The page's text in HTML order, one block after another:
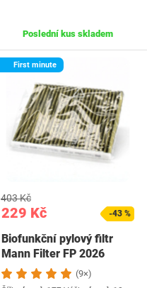
Poslední kus skladem
First minute
229 Kč
403 Kč
-43 %
Biofunkční pylový filtr
Mann Filter FP 2026
(9×)